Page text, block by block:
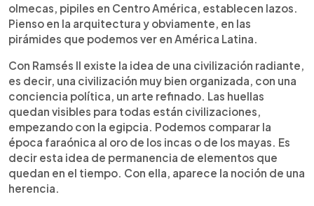
olmecas, pipiles en Centro América, establecen lazos.
Pienso en la arquitectura y obviamente, en las
pirámides que podemos ver en América Latina.
Con Ramsés II existe la idea de una civilización radiante,
es decir, una civilización muy bien organizada, con una
conciencia política, un arte refinado. Las huellas
quedan visibles para todas están civilizaciones,
empezando con la egipcia. Podemos comparar la
época faraónica al oro de los incas o de los mayas. Es
decir esta idea de permanencia de elementos que
quedan en el tiempo. Con ella, aparece la noción de una
herencia.